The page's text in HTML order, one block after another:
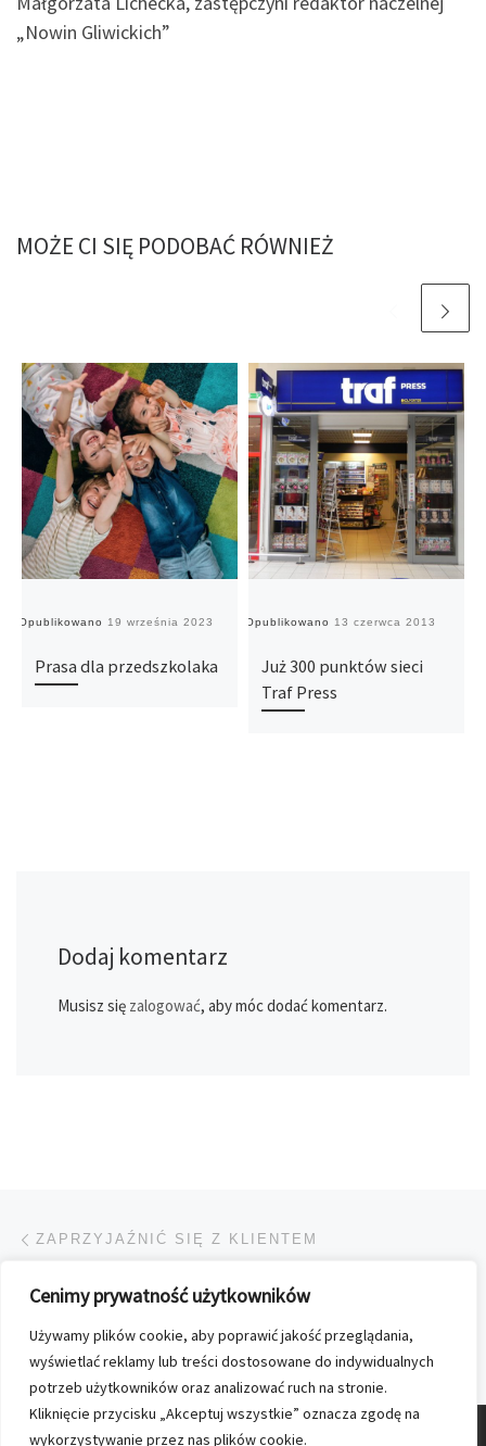
Cenimy prywatność użytkowników
Używamy plików cookie, aby poprawić jakość przeglądania,
wyświetlać reklamy lub treści dostosowane do indywidualnych
potrzeb użytkowników oraz analizować ruch na stronie.
Kliknięcie przycisku „Akceptuj wszystkie” oznacza zgodę na
wykorzystywanie przez nas plików cookie.
„Nowin Gliwickich”
MOŻE CI SIĘ PODOBAĆ RÓWNIEŻ
Opublikowano 19 września 2023
Prasa dla przedszkolaka
Opublikowano 13 czerwca 2013
Już 300 punktów sieci
Traf Press
Dodaj komentarz
Musisz się zalogować, aby móc dodać komentarz.
Przeglądanie Wpisów
ZAPRZYJAŹNIĆ SIĘ Z KLIENTEM
POWRÓT DO LISTY
© 2026 Nasz Kolporter – Wszelkie prawa zastrzezone